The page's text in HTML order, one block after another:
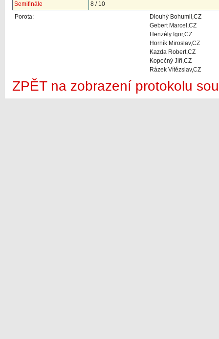
Semifinále
8 / 10
Porota:
Dlouhý Bohumil,CZ
Gebert Marcel,CZ
Henzély Igor,CZ
Horník Miroslav,CZ
Kazda Robert,CZ
Kopečný Jiří,CZ
Rázek Vítězslav,CZ
ZPĚT na zobrazení protokolu